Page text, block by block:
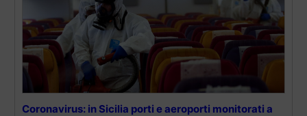
Coronavirus: in Sicilia porti e aeroporti monitorati a